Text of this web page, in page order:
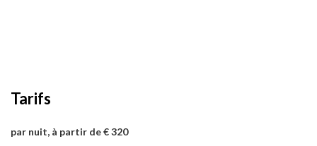
Tarifs
par nuit, à partir de € 320